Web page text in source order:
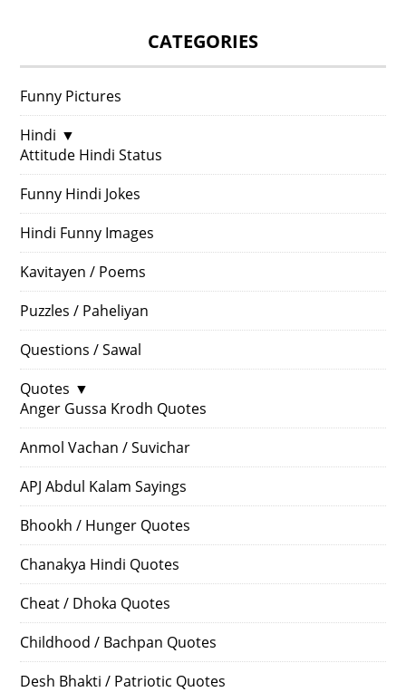
CATEGORIES
Funny Pictures
Hindi ▼
Attitude Hindi Status
Funny Hindi Jokes
Hindi Funny Images
Kavitayen / Poems
Puzzles / Paheliyan
Questions / Sawal
Quotes ▼
Anger Gussa Krodh Quotes
Anmol Vachan / Suvichar
APJ Abdul Kalam Sayings
Bhookh / Hunger Quotes
Chanakya Hindi Quotes
Cheat / Dhoka Quotes
Childhood / Bachpan Quotes
Desh Bhakti / Patriotic Quotes